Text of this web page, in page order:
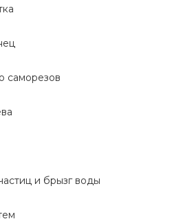
саморезов
и брызг воды